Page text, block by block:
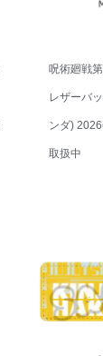
呪術廻戦
レザーバ
ンダ)
取扱中